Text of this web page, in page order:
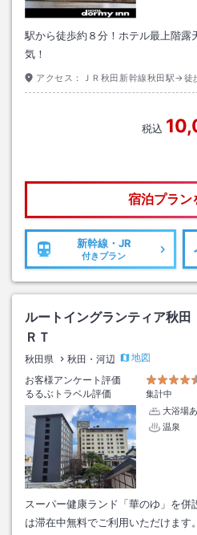
駅から徒歩約８分！ホテル最上階露
気！
アクセス： ＪＲ秋田新幹線秋田駅→徒
税込
宿泊プラン
新幹線・JR
付きプラン
ルートイングランティア秋
ＲＴ
秋田県 秋田・河辺
地図
お客様アンケート評価
るるぶトラベル評価
集計中
大浴場
温泉
スーパー健康ランド「華のゆ」を併
は滞在中無料でご利用いただけます。